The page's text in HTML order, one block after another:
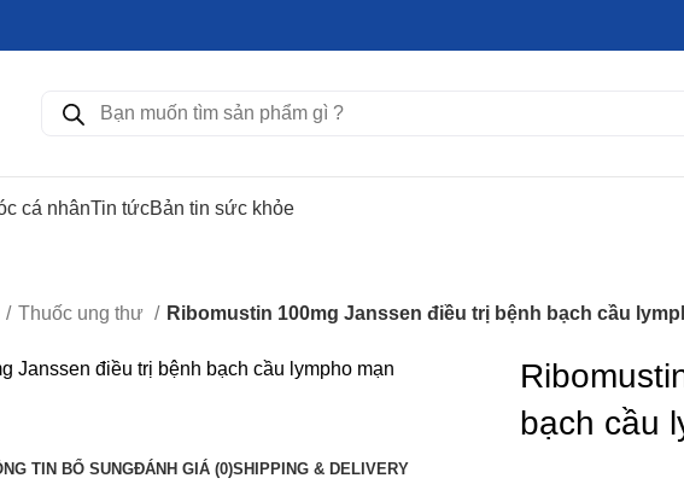
cá nhânTin tứcBản tin sức khỏe
Thuốc ung thư Ribomustin 100mg Janssen điều trị bệnh bạch cầu
TIN BỔ SUNGĐÁNH GIÁ (0)SHIPPING & DELIVERY
bạch cầu